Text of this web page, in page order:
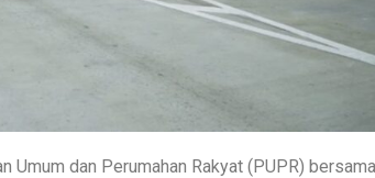
Umum dan Perumahan Rakyat (PUPR)